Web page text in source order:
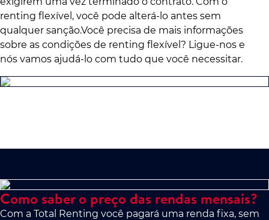
renting flexível, você pode alterá-lo antes sem
qualquer sanção.Você precisa de mais informações
sobre as condições de renting flexível? Ligue-nos e
nós vamos ajudá-lo com tudo que você necessitar.
Como saber o preço das rendas mensais?
Com a Total Renting você pagará uma renda fixa, sem